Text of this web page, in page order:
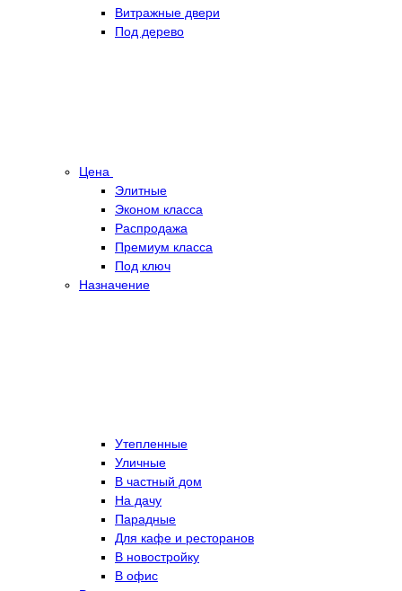
Витражные двери
Под дерево
Цена
Элитные
Эконом класса
Распродажа
Премиум класса
Под ключ
Назначение
Утепленные
Уличные
В частный дом
На дачу
Парадные
Для кафе и ресторанов
В новостройку
В офис